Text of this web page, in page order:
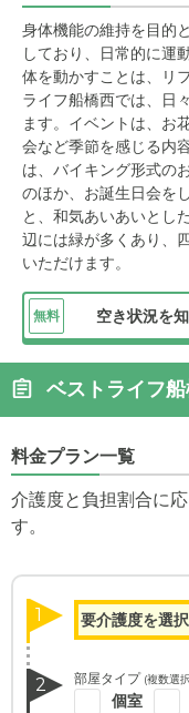
身体機能の維持を目的
しており、日常的に運
体を動かすことは、リ
ライフ船橋西では、日
ます。イベントは、お
会など季節を感じる内
は、バイキング形式の
のほか、お誕生日会を
と、和気あいあいとし
辺には緑が多くあり、
いただけます。
無料 空き状況を
ベストライフ
料金プラン一覧
介護度と負担割合に
す。
1
2 部屋タイプ (複数選
個室